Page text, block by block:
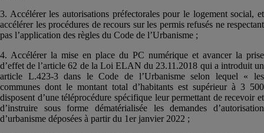
3. Accélérer les autorisations préfectorales pour le logement social, et
accélérer les procédures de recours sur les permis refusés ne respectant
pas l’application des règles du Code de l’Urbanisme ;
4. Accélérer la mise en place du PC numérique et avancer la prise
d’effet de l’article 62 de la Loi ELAN du 23.11.2018 qui a introduit un
article L.423-3 dans le Code de l’Urbanisme selon lequel « les
communes dont le montant total d’habitants est supérieur à 3 500
disposent d’une téléprocédure spécifique leur permettant de recevoir et
d’instruire sous forme dématérialisée les demandes d’autorisation
d’urbanisme déposées à partir du 1er janvier 2022 ;